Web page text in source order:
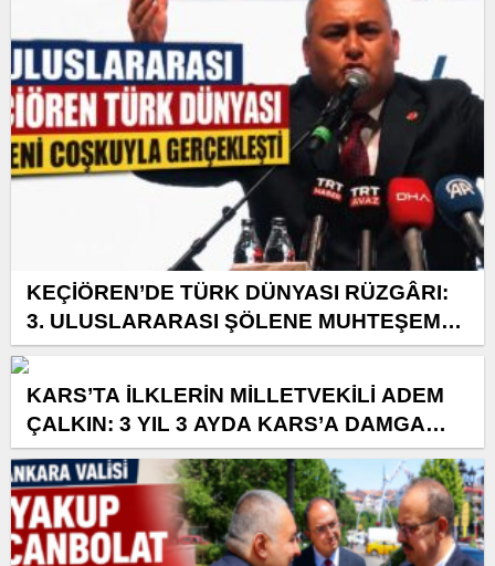
KEÇİÖREN’DE TÜRK DÜNYASI RÜZGÂRI:
3. ULUSLARARASI ŞÖLENE MUHTEŞEM
KATILIM
KARS’TA İLKLERİN MİLLETVEKİLİ ADEM
ÇALKIN: 3 YIL 3 AYDA KARS’A DAMGA
VURAN HİZMETLER